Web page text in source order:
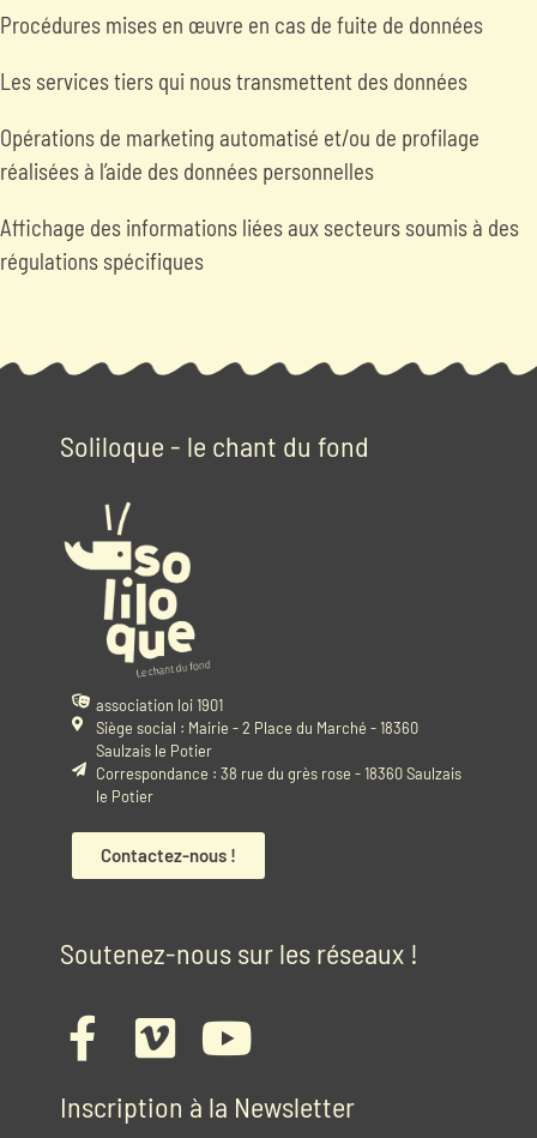
Procédures mises en œuvre en cas de fuite de données
Les services tiers qui nous transmettent des données
Opérations de marketing automatisé et/ou de profilage
réalisées à l’aide des données personnelles
Affichage des informations liées aux secteurs soumis à des
régulations spécifiques
Soliloque - le chant du fond
association loi 1901
Siège social : Mairie - 2 Place du Marché - 18360
Saulzais le Potier
Correspondance : 38 rue du grès rose - 18360 Saulzais
le Potier
Contactez-nous !
Soutenez-nous sur les réseaux !
Inscription à la Newsletter